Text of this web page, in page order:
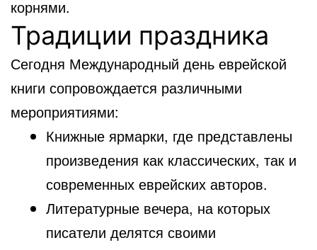
корнями.
Традиции праздника
Сегодня Международный день еврейской
книги сопровождается различными
мероприятиями:
Книжные ярмарки, где представлены
произведения как классических, так и
современных еврейских авторов.
Литературные вечера, на которых
писатели делятся своими